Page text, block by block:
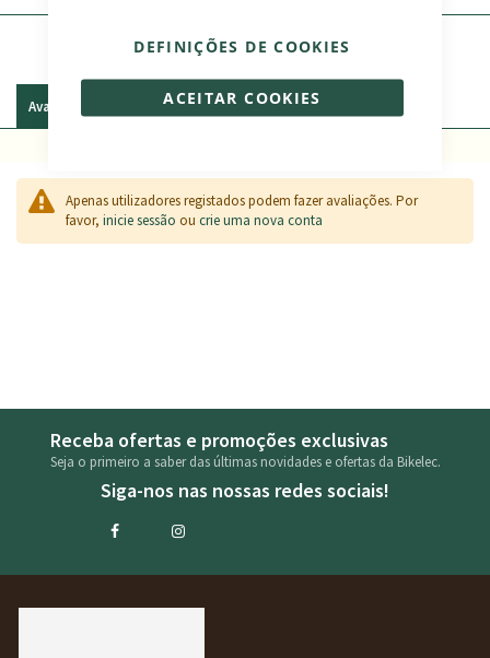
ACEITAR COOKIES
DEFINIÇÕES DE COOKIES
Avaliações
Apenas utilizadores registados podem fazer avaliações. Por
favor, inicie sessão ou crie uma nova conta
Receba ofertas e promoções exclusivas
Seja o primeiro a saber das últimas novidades e ofertas da Bikelec.
Siga-nos nas nossas redes sociais!